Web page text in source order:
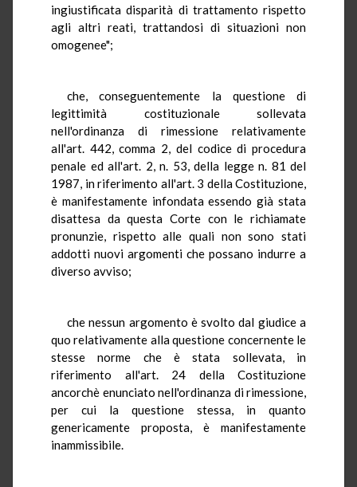
ingiustificata disparità di trattamento rispetto
agli altri reati, trattandosi di situazioni non
omogenee";
che, conseguentemente la questione di
legittimità costituzionale sollevata
nell'ordinanza di rimessione relativamente
all'art. 442, comma 2, del codice di procedura
penale ed all'art. 2, n. 53, della legge n. 81 del
1987, in riferimento all'art. 3 della Costituzione,
è manifestamente infondata essendo già stata
disattesa da questa Corte con le richiamate
pronunzie, rispetto alle quali non sono stati
addotti nuovi argomenti che possano indurre a
diverso avviso;
che nessun argomento è svolto dal giudice a
quo relativamente alla questione concernente le
stesse norme che è stata sollevata, in
riferimento all'art. 24 della Costituzione
ancorchè enunciato nell'ordinanza di rimessione,
per cui la questione stessa, in quanto
genericamente proposta, è manifestamente
inammissibile.